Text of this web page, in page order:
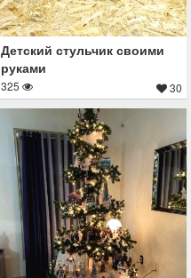
Детский стульчик своими
руками
325 30